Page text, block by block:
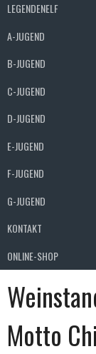
LEGENDENELF
A-JUGEND
B-JUGEND
C-JUGEND
D-JUGEND
E-JUGEND
F-JUGEND
G-JUGEND
KONTAKT
ONLINE-SHOP
Motto